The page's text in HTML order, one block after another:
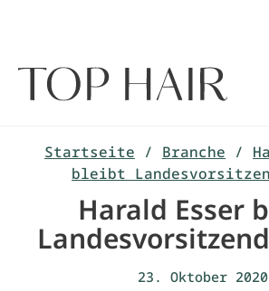
Startseite / Branche /
bleibt
Harald Esser
23. Oktober 2020